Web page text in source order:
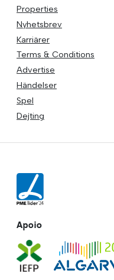
Properties
Nyhetsbrev
Karriärer
Terms & Conditions
Advertise
Händelser
Spel
Dejting
Apoio